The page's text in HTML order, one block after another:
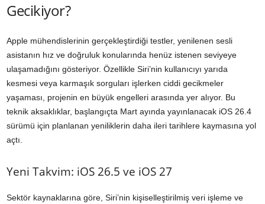
Gecikiyor?
Apple mühendislerinin gerçekleştirdiği testler, yenilenen sesli
asistanın hız ve doğruluk konularında henüz istenen seviyeye
ulaşamadığını gösteriyor. Özellikle Siri’nin kullanıcıyı yarıda
kesmesi veya karmaşık sorguları işlerken ciddi gecikmeler
yaşaması, projenin en büyük engelleri arasında yer alıyor. Bu
teknik aksaklıklar, başlangıçta Mart ayında yayınlanacak iOS 26.4
sürümü için planlanan yeniliklerin daha ileri tarihlere kaymasına yol
açtı.
Yeni Takvim: iOS 26.5 ve iOS 27
Sektör kaynaklarına göre, Siri’nin kişiselleştirilmiş veri işleme ve